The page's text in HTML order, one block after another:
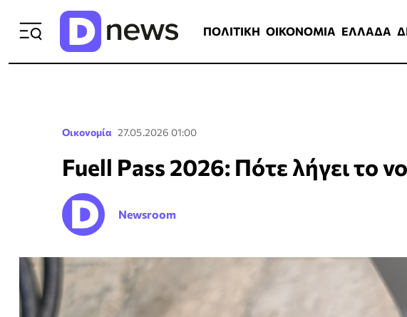
ΠΟΛΙΤΙΚΗ ΟΙΚΟΝΟΜΙΑ ΕΛΛΑΔΑ
Οικονομία 27.05.2026 01:00
Fuell Pass 2026: Πότε λήγει το
Newsroom